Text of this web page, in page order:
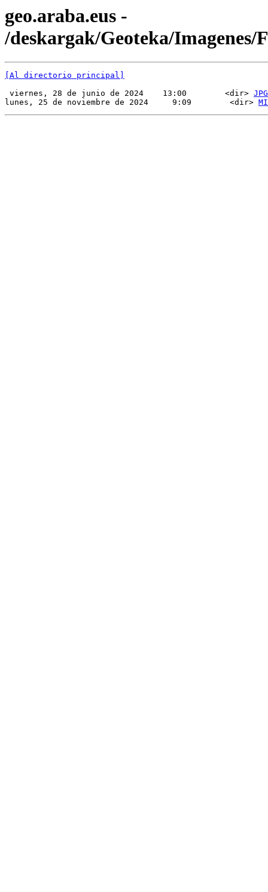
geo.araba.eus -
/deskargak/Geoteka/Imagenes/
[Al directorio principal]
viernes, 28 de junio de 2024    13:00        <dir> JPG
lunes, 25 de noviembre de 2024     9:09        <dir>